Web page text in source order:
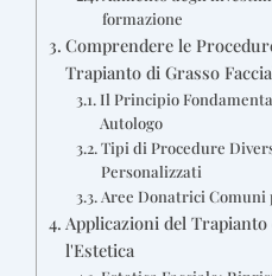
formazione
Comprendere le
Trapianto di Grasso
Il Principio
Autologo
Tipi di Procedure
Personalizzati
Aree Donatrici Comuni
Applicazioni del
l'Estetica